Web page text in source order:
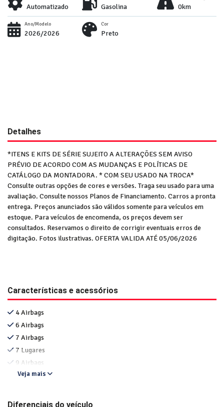
Automatizado Gasolina 0km
Ano/Modelo
2026/2026
Cor
Preto
Detalhes
*ITENS E KITS DE SÉRIE SUJEITO A ALTERAÇÕES SEM AVISO
PRÉVIO DE ACORDO COM AS MUDANÇAS E POLÍTICAS DE
CATÁLOGO DA MONTADORA. * COM SEU USADO NA TROCA*
Consulte outras opções de cores e versões. Traga seu usado para uma
avaliação. Consulte nossos Planos de Financiamento. Carros a pronta
entrega. Preços anunciados são válidos somente para veículos em
estoque. Para veículos de encomenda, os preços devem ser
consultados. Reservamos o direito de corrigir eventuais erros de
digitação. Fotos ilustrativas. OFERTA VALIDA ATÉ 05/06/2026
Características e acessórios
4 Airbags
6 Airbags
7 Airbags
7 Lugares
9 Airbags
Veja mais
Diferenciais do veículo